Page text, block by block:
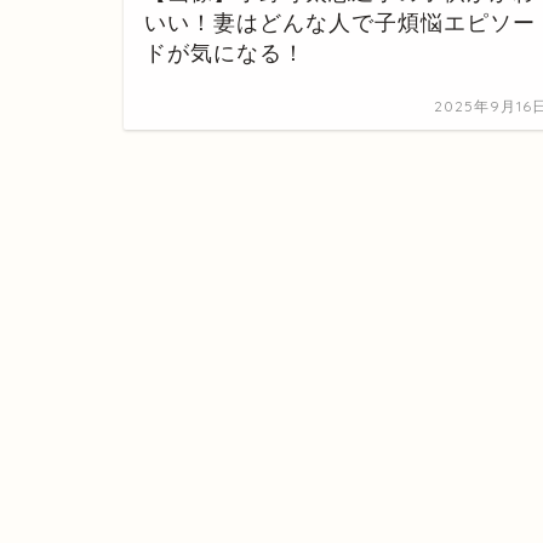
いい！妻はどんな人で子煩悩エピソー
ドが気になる！
2025年9月16